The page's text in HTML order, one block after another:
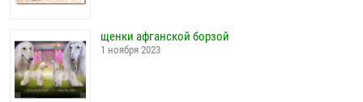
щенки афганской борзой
1 ноября 2023